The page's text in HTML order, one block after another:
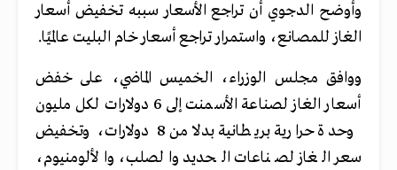
وأوضح الدجوي أن تراجع الأسعار سببه تخفيض أسعار
الغاز للمصانع، واستمرار تراجع أسعار خام البليت عالميًا.
ووافق مجلس الوزراء، الخميس الماضي، على خفض
أسعار الغاز لصناعة الأسمنت إلى 6 دولارات لكل مليون
وحدة حرارية بريطانية بدلا من 8 دولارات، وتخفيض
سعر الغاز لصناعات الحديد والصلب، والألومنيوم،